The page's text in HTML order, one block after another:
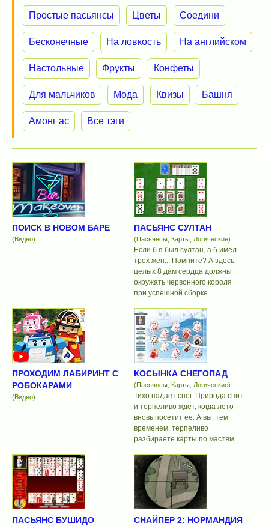
Простые пасьянсы Цветы Соедини
Бесконечные На ловкость На английском
Настольные Фрукты Конфеты
Для мальчиков Мода Квизы Башня
Амонг ас Все тэги
ПОИСК В НОВОМ БАРЕ
(Видео)
ПАСЬЯНС СУЛТАН
(Пасьянсы, Карты, Логические)
Если б я был султан, а б имел
трех жен... Помните? А здесь
целых 8 дам сердца должны
окружать червонного короля
при успешной сборке.
ПРОХОДИМ ЛАБИРИНТ С
РОБОКАРАМИ
(Видео)
КОСЫНКА СНЕГОПАД
(Пасьянсы, Карты, Логические)
Тихо падает снег. Природа спит
и терпеливо ждет, когда лето
вновь посетит ее. А вы, тем
временем, терпеливо
разбираете карты по мастям.
ПАСЬЯНС БУШИДО
СНАЙПЕР 2: НОРМАНДИЯ